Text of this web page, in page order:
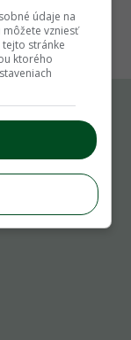
údaje na
vzniesť
stránke
ktorého